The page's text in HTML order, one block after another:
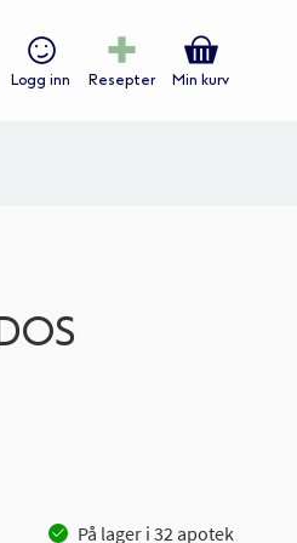
Logg inn Resepter Min kurv
På lager i 32apotek